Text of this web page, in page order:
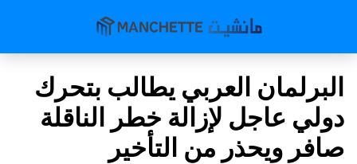
البرلمان العربي يطالب بتحرك
دولي عاجل لإزالة خطر الناقلة
صافر ويحذر من التأخير